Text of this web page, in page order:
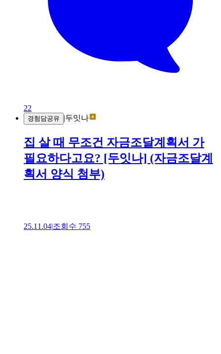
22
경험담공유 |두잇나
집 살 때 무조건 자금조달계획서 가
필요하다고요? [두잇나] (자금조달계
획서 양식 첨부)
25.11.04|조회수 755